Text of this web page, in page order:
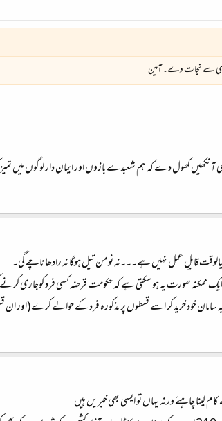
سے نجات دے۔ آمین
آنکھیں کھول دے کہ ہم شعبدے بازوں اور ایمان دار لوگوں میں
قابلِ عمل نہیں ہے۔۔۔نہ نو من تیل ہوگا نہ رادھا ناچے گی۔
ممکنہ صورت یہ ہوسکتی ہے کہ حکومت قرضہ کسی فرد کوجاری کرنے
سامان خود خرید کر اسے قسطوں پر مذکورہ فرد کے حوالے کرے
لینا چاہئے ورنہ یہاں تو ایسی بھی خبریں ہیں